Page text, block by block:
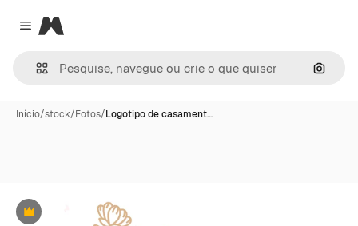
Close menu
Magnific
Início/stock/Fotos/Logotipo de casament…
Premium